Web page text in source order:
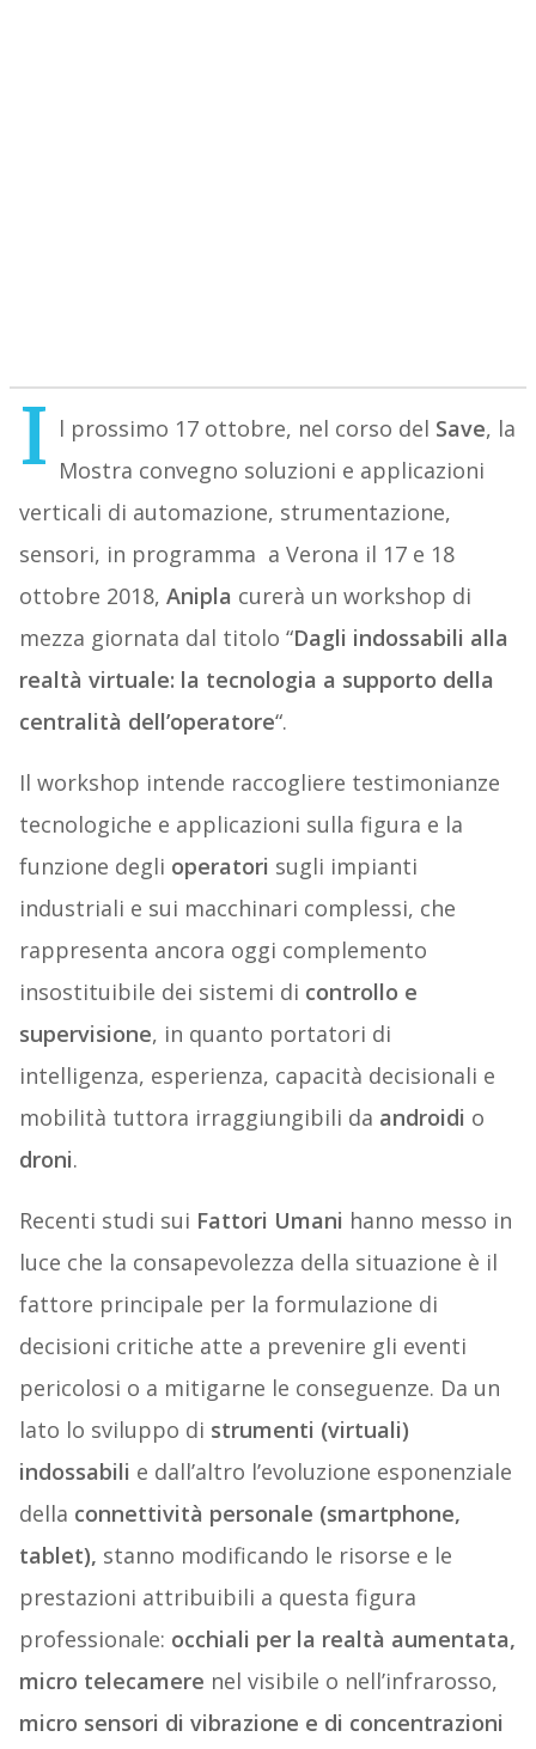
I l prossimo 17 ottobre, nel corso del Save, la
Mostra convegno soluzioni e applicazioni
verticali di automazione, strumentazione,
sensori, in programma a Verona il 17 e 18
ottobre 2018, Anipla curerà un workshop di
mezza giornata dal titolo “Dagli indossabili alla
realtà virtuale: la tecnologia a supporto della
centralità dell’operatore“.
Il workshop intende raccogliere testimonianze
tecnologiche e applicazioni sulla figura e la
funzione degli operatori sugli impianti
industriali e sui macchinari complessi, che
rappresenta ancora oggi complemento
insostituibile dei sistemi di controllo e
supervisione, in quanto portatori di
intelligenza, esperienza, capacità decisionali e
mobilità tuttora irraggiungibili da androidi o
droni.
Recenti studi sui Fattori Umani hanno messo in
luce che la consapevolezza della situazione è il
fattore principale per la formulazione di
decisioni critiche atte a prevenire gli eventi
pericolosi o a mitigarne le conseguenze. Da un
lato lo sviluppo di strumenti (virtuali)
indossabili e dall’altro l’evoluzione esponenziale
della connettività personale (smartphone,
tablet), stanno modificando le risorse e le
prestazioni attribuibili a questa figura
professionale: occhiali per la realtà aumentata,
micro telecamere nel visibile o nell’infrarosso,
micro sensori di vibrazione e di concentrazioni